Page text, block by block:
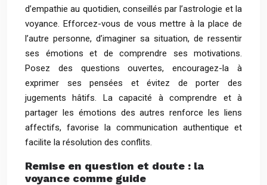
d’empathie au quotidien, conseillés par l’astrologie et la
voyance. Efforcez-vous de vous mettre à la place de
l’autre personne, d’imaginer sa situation, de ressentir
ses émotions et de comprendre ses motivations.
Posez des questions ouvertes, encouragez-la à
exprimer ses pensées et évitez de porter des
jugements hâtifs. La capacité à comprendre et à
partager les émotions des autres renforce les liens
affectifs, favorise la communication authentique et
facilite la résolution des conflits.
Remise en question et doute : la
voyance comme guide